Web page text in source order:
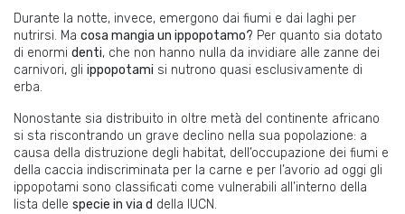
Durante la notte, invece, emergono dai fiumi e dai laghi per
nutrirsi. Ma cosa mangia un ippopotamo? Per quanto sia dotato
di enormi denti, che non hanno nulla da invidiare alle zanne dei
carnivori, gli ippopotami si nutrono quasi esclusivamente di
erba.
Nonostante sia distribuito in oltre metà del continente africano
si sta riscontrando un grave declino nella sua popolazione: a
causa della distruzione degli habitat, dell’occupazione dei fiumi e
della caccia indiscriminata per la carne e per l’avorio ad oggi gli
ippopotami sono classificati come vulnerabili all’interno della
lista delle specie in via d della IUCN.